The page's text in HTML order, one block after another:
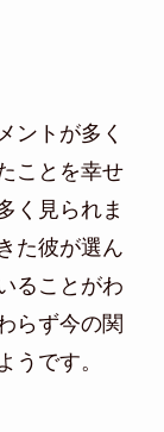
ントが多く
ことを幸せ
く見られま
た彼が選ん
ることがわ
らず今の関
うです。